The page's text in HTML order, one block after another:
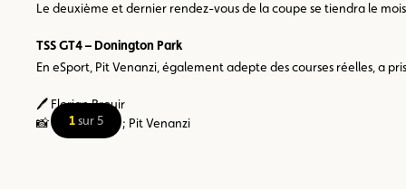
Le deuxième et dernier rendez-vous de la coupe se tiendra le
TSS GT4 – Donington Park
En eSport, Pit Venanzi, également adepte des courses réelles, a
🖊️ Florian Brouir
📸 Davy Delien ; Pit Venanzi
1sur 5